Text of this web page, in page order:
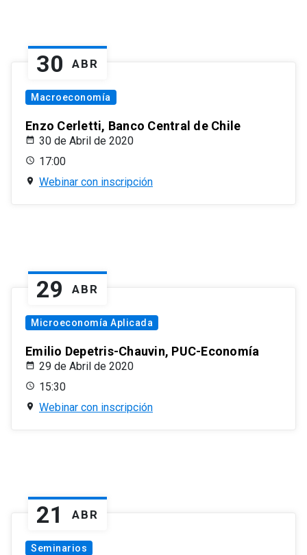
30 ABR
Macroeconomía
Enzo Cerletti, Banco Central de Chile
30 de Abril de 2020
17:00
Webinar con inscripción
29 ABR
Microeconomía Aplicada
Emilio Depetris-Chauvin, PUC-Economía
29 de Abril de 2020
15:30
Webinar con inscripción
21 ABR
Seminarios